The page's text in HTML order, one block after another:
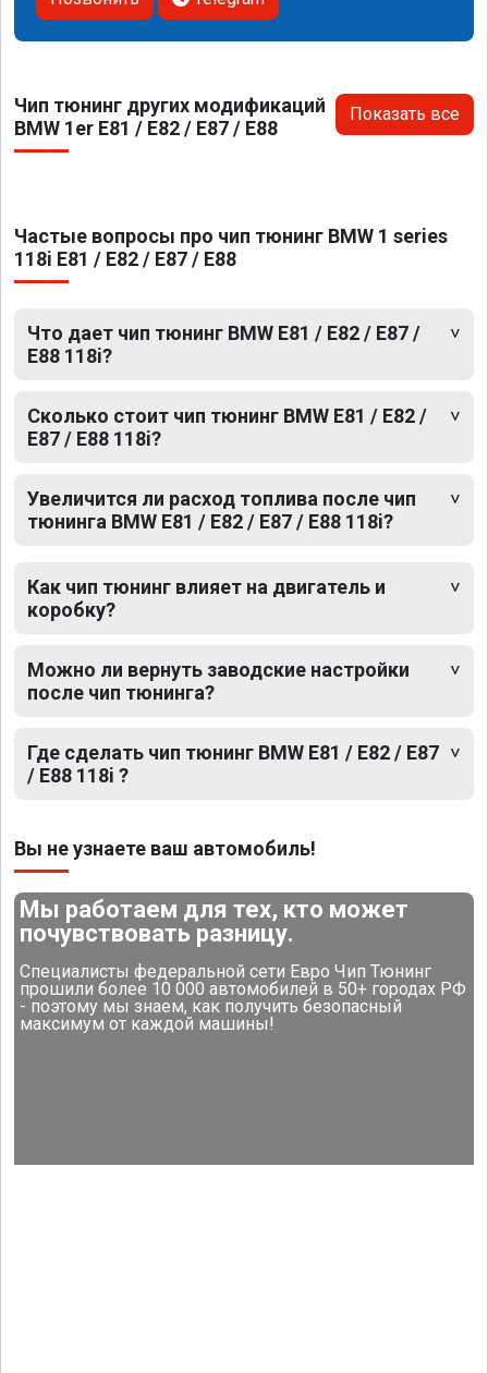
Чип тюнинг других модификаций
BMW 1er E81 / E82 / E87 / E88
Показать все
Частые вопросы про чип тюнинг BMW 1 series
118i E81 / E82 / E87 / E88
Что дает чип тюнинг BMW E81 / E82 / E87 /
E88 118i?
Сколько стоит чип тюнинг BMW E81 / E82 /
E87 / E88 118i?
Увеличится ли расход топлива после чип
тюнинга BMW E81 / E82 / E87 / E88 118i?
Как чип тюнинг влияет на двигатель и
коробку?
Можно ли вернуть заводские настройки
после чип тюнинга?
Где сделать чип тюнинг BMW E81 / E82 / E87
/ E88 118i ?
Вы не узнаете ваш автомобиль!
Мы работаем для тех, кто может
почувствовать разницу.
Специалисты федеральной сети Евро Чип Тюнинг
прошили более 10 000 автомобилей в 50+ городах РФ
- поэтому мы знаем, как получить безопасный
максимум от каждой машины!